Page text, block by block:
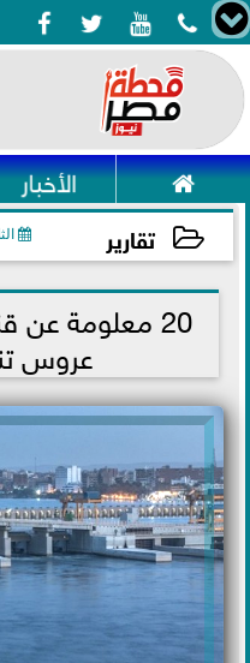
   
 الأخبار
تقارير
2021-12-21 13:09:01 20 معلومة عن
عروس